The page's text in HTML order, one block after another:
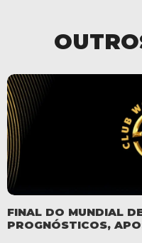
FINAL DO MUNDIAL
PROGNÓSTICOS,